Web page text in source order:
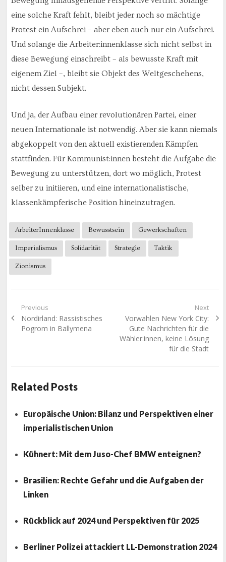
eine solche Kraft fehlt, bleibt jeder noch so mächtige
Protest ein Aufschrei – aber eben auch nur ein Aufschrei.
Und solange die Arbeiter:innenklasse sich nicht selbst in
diese Bewegung einschreibt – als bewusste Kraft mit
eigenem Ziel –, bleibt sie Objekt des Weltgeschehens,
nicht dessen Subjekt.
Und ja, der Aufbau einer revolutionären Partei, einer
neuen Internationale ist notwendig. Aber sie kann niemals
abgekoppelt von den aktuell existierenden Kämpfen
stattfinden. Für Kommunist:innen besteht die Aufgabe die
Bewegung zu unterstützen, dort wo möglich, Protest
selber zu initiieren, und eine internationalistische,
klassenkämpferische Position hineinzutragen.
ArbeiterInnenklasse Bewusstsein Gewerkschaften
Imperialismus Solidarität Strategie Taktik
Zionismus
Beitragsnavigation
Previous
Previous
post:
Nordirland: Rassistisches
Pogrom in Ballymena
Next
Next
post:
Vorwahlen New York City:
Gute Nachrichten für die
Wähler:innen, keine Lösung
für die Stadt
Related Posts
Europäische Union: Bilanz und Perspektiven einer
imperialistischen Union
Kühnert: Mit dem Juso-Chef BMW enteignen?
Brasilien: Rechte Gefahr und die Aufgaben der
Linken
Rückblick auf 2024 und Perspektiven für 2025
Berliner Polizei attackiert LL-Demonstration 2024